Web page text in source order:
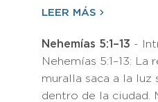
LEER MÁS
Nehemías 5:1–13 -
Nehemías 5:1–13:
muralla saca a la
dentro de la ciudad.